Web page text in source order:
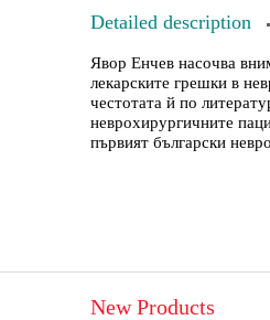
Detailed description
Явор Енчев насочва
лекарските грешки в
честотата й по
неврохирургичните
първият български
New Products